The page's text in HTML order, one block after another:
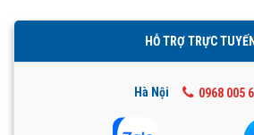
HỖ TRỢ TRỰC TUYẾN
Hà Nội 0968 005